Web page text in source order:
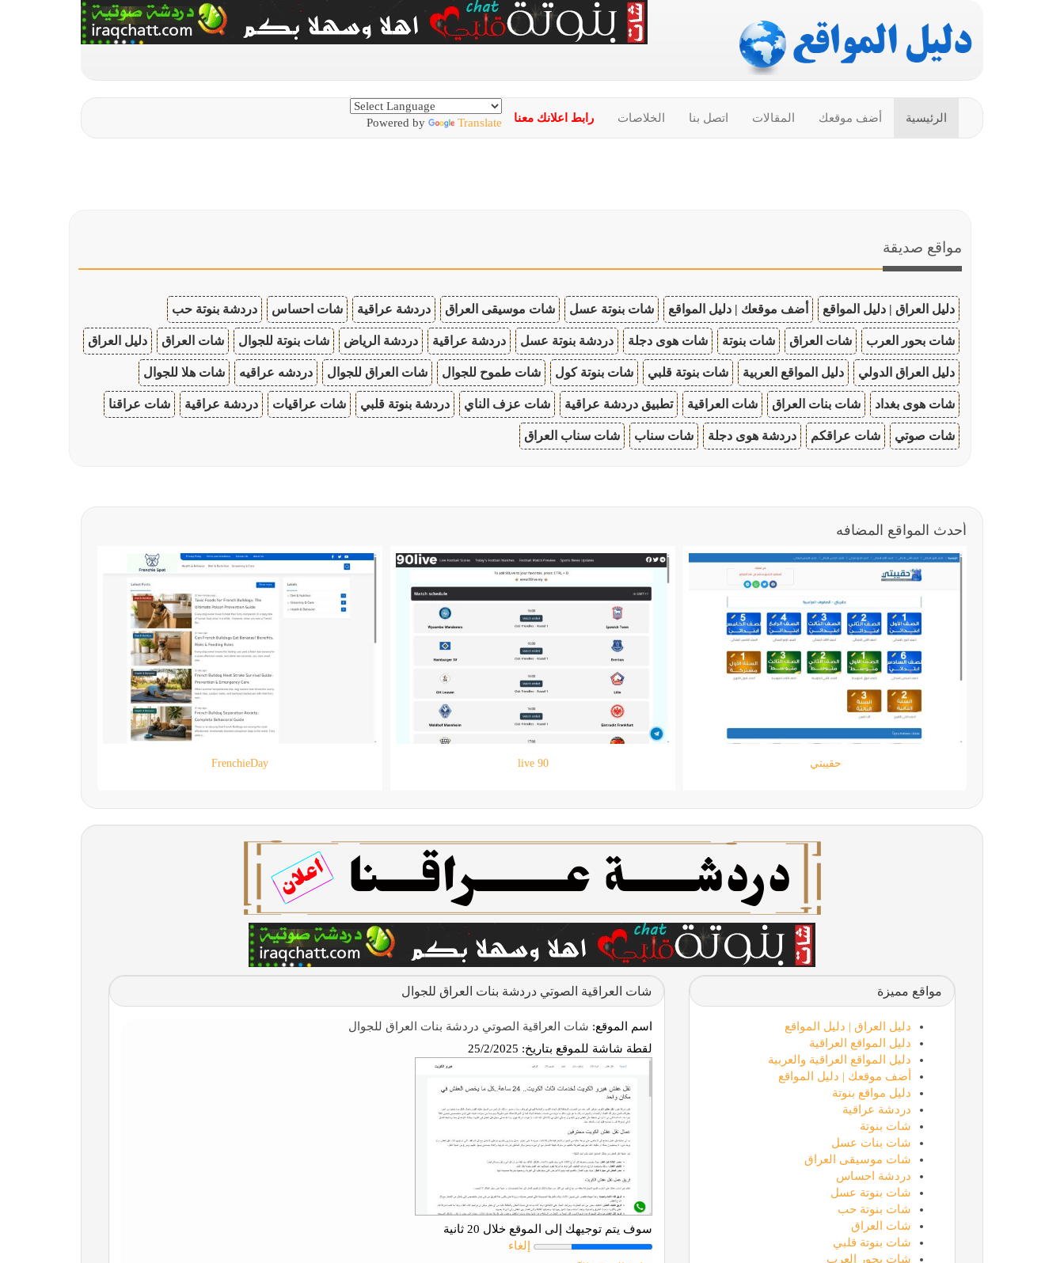
الرئيسية أضف موقعك المقالات اتصل بنا الخلاصات رابط اعلانك معنا Powered by Translate
مواقع صديقة
دليل العراق | دليل المواقع أضف موقعك | دليل المواقع شات بنوتة عسل شات موسيقى العراق دردشة عراقية شات احساس دردشة بنوتة حب
شات بحور العرب شات العراق شات بنوتة شات هوى دجلة دردشة بنوتة عسل دردشة عراقية دردشة الرياض شات بنوتة للجوال شات العراق دليل العراق
دليل العراق الدولي دليل المواقع العربية شات بنوتة قلبي شات بنوتة كول شات طموح للجوال شات العراق للجوال دردشه عراقيه شات هلا للجوال
شات هوى بغداد شات بنات العراق شات العراقية تطبيق دردشة عراقية شات عزف الناي دردشة بنوتة قلبي شات عراقيات دردشة عراقية شات عراقنا
شات صوتي شات عراقكم دردشة هوى دجلة شات سناب شات سناب العراق
أحدث المواقع المضافه
90 live حقيبتي اللمسة الجامحة
شات العراقية الصوتي دردشة بنات العراق للجوال
اسم الموقع: شات العراقية الصوتي دردشة بنات العراق للجوال
لقطة شاشة للموقع بتاريخ:
سوف يتم توجيهك إلى الموقع خلال 20 ثانية
إلغاء
مواقع مميزة
دليل العراق | دليل المواقع
دليل المواقع العراقية
دليل المواقع العراقية والعربية
أضف موقعك | دليل المواقع
دليل مواقع بنوتة
دردشة عراقية
شات بنوتة
شات بنات عسل
شات موسيقى العراق
دردشة احساس
شات بنوتة عسل
شات بنوتة حب
شات العراق
شات بنوتة قلبي
شات بحور العرب